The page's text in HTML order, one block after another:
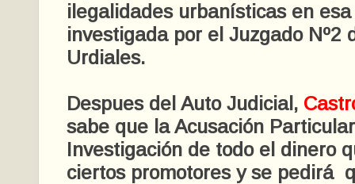
ilegalidades urbanísticas en esa
investigada por el Juzgado Nº2
Urdiales.
Despues del Auto Judicial,
sabe que la Acusación
Investigación de todo el dinero
ciertos promotores y se pedirá